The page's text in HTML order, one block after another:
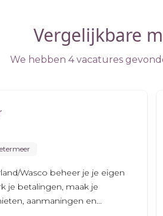
Vergelijkbare
We hebben 4 vacatures
Wasco beheer je je eigen
je betalingen, maak je
aanmaningen en...